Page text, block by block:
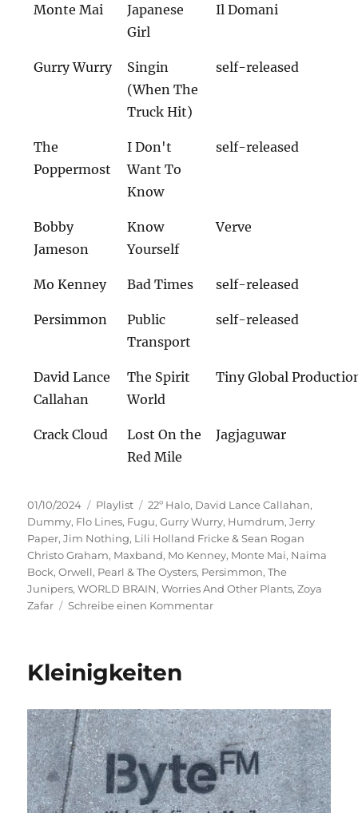
Monte Mai
Japanese
Girl
Il Domani
Gurry Wurry
Singin
(When The
Truck Hit)
self-released
The
Poppermost
I Don't
Want To
Know
self-released
Bobby
Jameson
Know
Yourself
Verve
Mo Kenney Bad Times self-released
Persimmon
Public
Transport
self-released
David Lance
Callahan
The Spirit
World
Tiny Global
Crack Cloud
Lost On the
Red Mile
Jagjaguwar
Veröffentlicht
am
01/10/2024 Kategorien
Playlist Schlagwörter
22º Halo, David Lance Callahan,
Dummy, Flo Lines, Fugu,Gurry Wurry, Humdrum,Jerry
Paper,Jim Nothing, Lili Holland Fricke & Sean Rogan
Christo Graham, Maxband, Mo Kenney, Monte Mai, Naima
Bock,Orwell, Pearl & The Oysters, Persimmon,The
Junipers,WORLD BRAIN,Worries And Other Plants,Zoya
Zafar
Schreibe einen Kommentarzu
Kleinigkeiten